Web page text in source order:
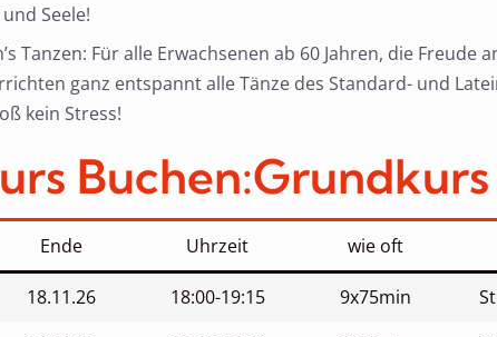
Seele!
Tanzen: Für alle Erwachsenen ab 60 Jahren, die
ganz entspannt alle Tänze des Standard- und
kein Stress!
Buchen:
Ende Uhrzeit wie oft
18.11.26 18:00-19:15 9x75min